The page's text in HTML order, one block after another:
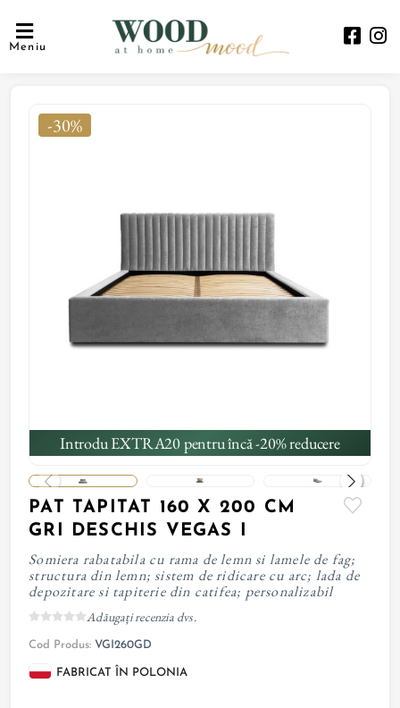
Meniu
-30%
Introdu EXTRA20 pentru încă -20% reducere
PAT TAPITAT 160 X 200 CM
GRI DESCHIS VEGAS I
Somiera rabatabila cu rama de lemn si lamele de fag;
structura din lemn; sistem de ridicare cu arc; lada de
depozitare si tapiterie din catifea; personalizabil
Adăugați recenzia dvs.
Cod Produs: VGI260GD
FABRICAT ÎN POLONIA